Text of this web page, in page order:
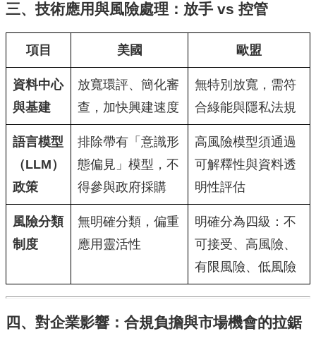
三、技術應用與風險處理：放手 vs 控管
項目 美國 歐盟
資料中心
與基建
放寬環評、簡化審
查，加快興建速度
無特別放寬，需符
合綠能與隱私法規
語言模型
（LLM）
政策
排除帶有「意識形
態偏見」模型，不
得參與政府採購
高風險模型須通過
可解釋性與資料透
明性評估
風險分類
制度
無明確分類，偏重
應用靈活性
明確分為四級：不
可接受、高風險、
有限風險、低風險
四、對企業影響：合規負擔與市場機會的拉鋸